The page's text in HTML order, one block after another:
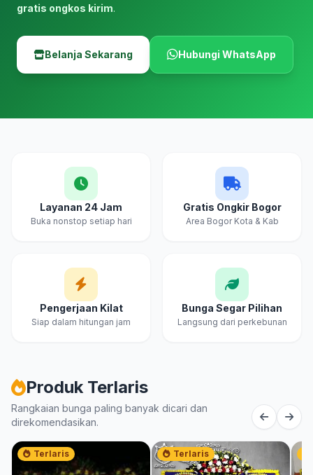
gratis ongkos kirim.
Belanja Sekarang Hubungi WhatsApp
Layanan 24 Jam
Buka nonstop setiap hari
Gratis Ongkir Bogor
Area Bogor Kota & Kab
Pengerjaan Kilat
Siap dalam hitungan jam
Bunga Segar Pilihan
Langsung dari perkebunan
Produk Terlaris
Rangkaian bunga paling banyak dicari dan
direkomendasikan.
Terlaris Terlaris